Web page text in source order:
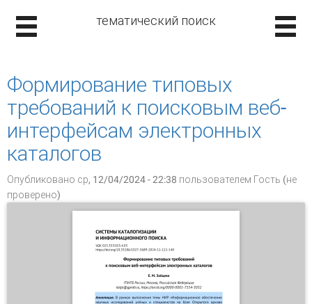
тематический поиск
Формирование типовых
требований к поисковым веб-
интерфейсам электронных
каталогов
Опубликовано ср, 12/04/2024 - 22:38 пользователем Гость (не
проверено)